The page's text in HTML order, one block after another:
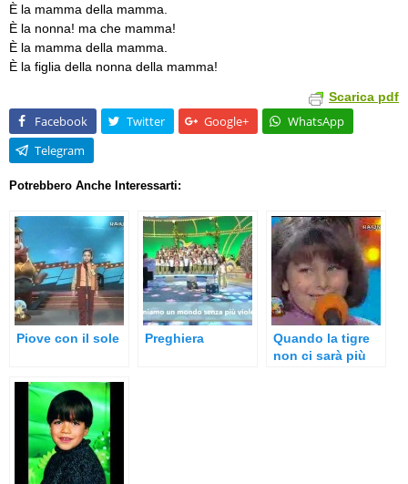
È la mamma della mamma.
È la nonna! ma che mamma!
È la mamma della mamma.
È la figlia della nonna della mamma!
Scarica pdf
Facebook Twitter Google+
WhatsApp
Telegram
Potrebbero Anche Interessarti:
Piove con il sole Preghiera
Quando la tigre
non ci sarà più